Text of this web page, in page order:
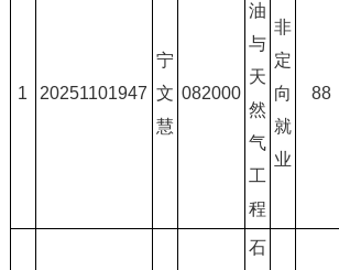
1 20251101947
宁
文
慧
082000
油
与
天
然
气
工
程
非
定
向
就
业
88
石